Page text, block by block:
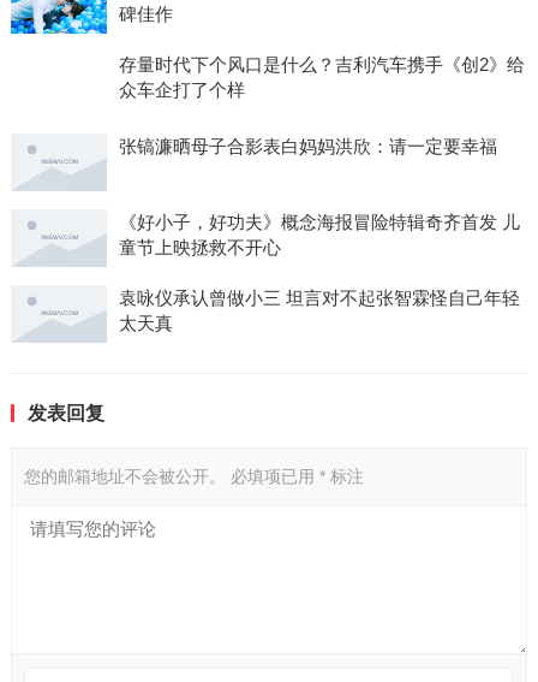
碑佳作
存量时代下个风口是什么？吉利汽车携手《创2》给
众车企打了个样
张镐濂晒母子合影表白妈妈洪欣：请一定要幸福
《好小子，好功夫》概念海报冒险特辑奇齐首发 儿
童节上映拯救不开心
袁咏仪承认曾做小三 坦言对不起张智霖怪自己年轻
太天真
发表回复
您的邮箱地址不会被公开。 必填项已用 *标注